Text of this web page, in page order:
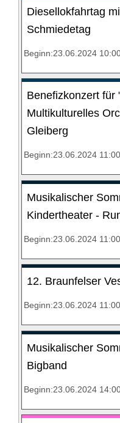
Diesellokfahrtag
Schmiedetag
Beginn:23.06.2024
Benefizkonzert für
Multikulturelles
Gleiberg
Beginn:23.06.2024 11:00
Musikalischer
Kindertheater -
Beginn:23.06.2024 11:00
12. Braunfelser
Beginn:23.06.2024 11:00
Musikalischer
Bigband
Beginn:23.06.2024